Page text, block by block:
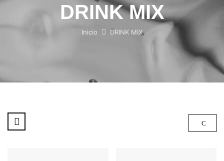
DRINK MIX
Inicio DRINK MIX